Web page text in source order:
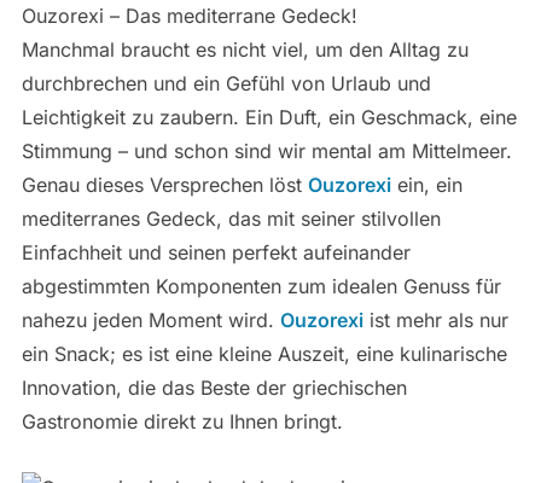
Ouzorexi – Das mediterrane Gedeck!
Manchmal braucht es nicht viel, um den Alltag zu
durchbrechen und ein Gefühl von Urlaub und
Leichtigkeit zu zaubern. Ein Duft, ein Geschmack, eine
Stimmung – und schon sind wir mental am Mittelmeer.
Genau dieses Versprechen löst Ouzorexiein, ein
mediterranes Gedeck, das mit seiner stilvollen
Einfachheit und seinen perfekt aufeinander
abgestimmten Komponenten zum idealen Genuss für
nahezu jeden Moment wird. Ouzorexiist mehr als nur
ein Snack; es ist eine kleine Auszeit, eine kulinarische
Innovation, die das Beste der griechischen
Gastronomie direkt zu Ihnen bringt.